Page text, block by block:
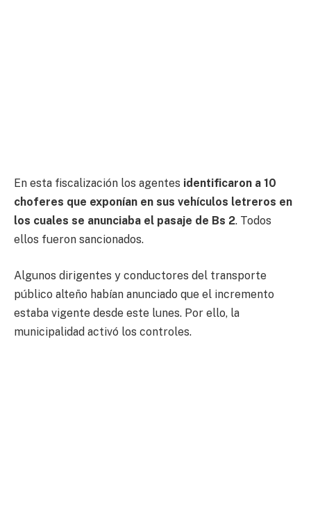
En esta fiscalización los agentes identificaron a 10
choferes que exponían en sus vehículos letreros en
los cuales se anunciaba el pasaje de Bs 2. Todos
ellos fueron sancionados.
Algunos dirigentes y conductores del transporte
público alteño habían anunciado que el incremento
estaba vigente desde este lunes. Por ello, la
municipalidad activó los controles.